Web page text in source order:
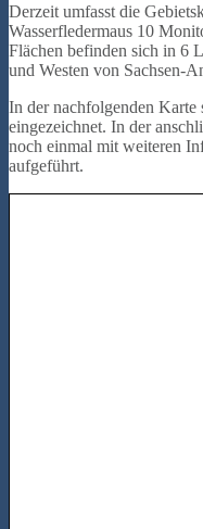
Derzeit umfasst die
Wasserfledermaus 10
Flächen befinden sich in 6
und Westen von Sachsen-
In der nachfolgenden
eingezeichnet. In der
noch einmal mit weiteren
aufgeführt.